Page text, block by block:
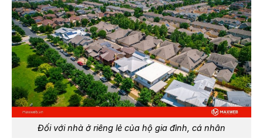
Đối với nhà ở riêng lẻ của hộ gia đình, cá nhân